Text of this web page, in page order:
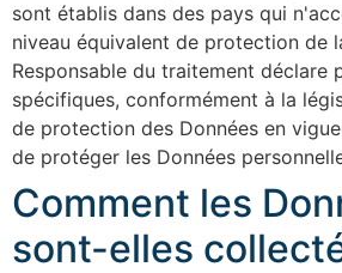
sont établis dans des pays qui
niveau équivalent de protection de
Responsable du traitement déclare
spécifiques, conformément à la
de protection des Données en
de protéger les Données
Comment les
sont-elles